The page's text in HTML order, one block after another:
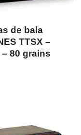
de bala
TTSX –
– 80 grains